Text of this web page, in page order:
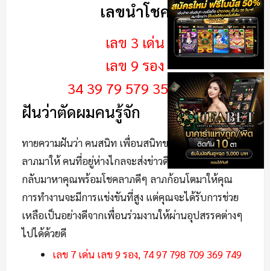
เลขนำโชค
เลข 3 เด่น
เลข 9 รอง
34 39 79 579 357 379
ฝันว่าตัดผมคนรู้จัก
ทายความฝันว่า คนสนิท เพื่อนสนิทของคุณจะนำพาโชค
ลาภมาให้ คนที่อยู่ห่างไกลจะส่งข่าวดีมาหา คนที่รู้จักจะ
กลับมาหาคุณพร้อมโชคลาภดีๆ ลาภก้อนโตมาให้คุณ
การทำงานจะมีการแข่งขันที่สูง แต่คุณจะได้รับการช่วย
เหลือเป็นอย่างดีจากเพื่อนร่วมงานให้ผ่านอุปสรรคต่างๆ
ไปได้ด้วยดี
เลข 7 เด่น เลข 9 รอง, 74 97 798 709 369 749